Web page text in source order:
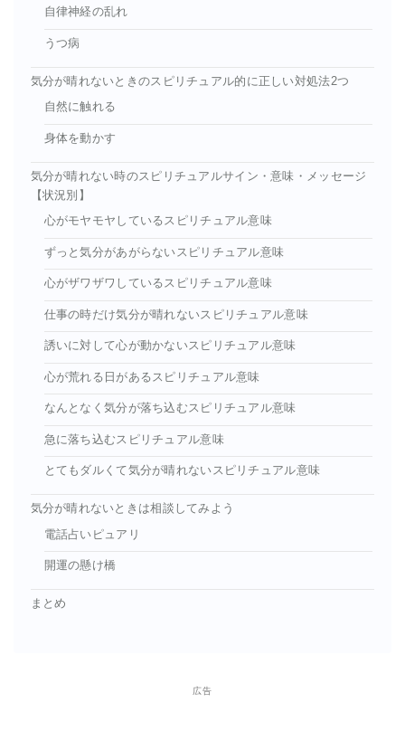
自律神経の乱れ
うつ病
気分が晴れないときのスピリチュアル的に正しい対処法2つ
自然に触れる
身体を動かす
気分が晴れない時のスピリチュアルサイン・意味・メッセージ
【状況別】
心がモヤモヤしているスピリチュアル意味
ずっと気分があがらないスピリチュアル意味
心がザワザワしているスピリチュアル意味
仕事の時だけ気分が晴れないスピリチュアル意味
誘いに対して心が動かないスピリチュアル意味
心が荒れる日があるスピリチュアル意味
なんとなく気分が落ち込むスピリチュアル意味
急に落ち込むスピリチュアル意味
とてもダルくて気分が晴れないスピリチュアル意味
気分が晴れないときは相談してみよう
電話占いピュアリ
開運の懸け橋
まとめ
広告